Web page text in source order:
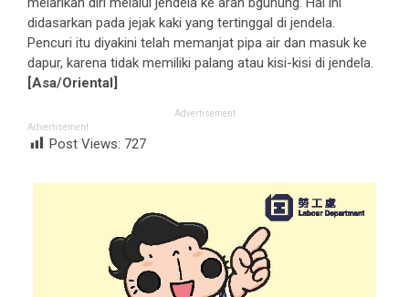
didasarkan pada jejak kaki yang tertinggal di jendela.
Pencuri itu diyakini telah memanjat pipa air dan masuk ke
dapur, karena tidak memiliki palang atau kisi-kisi di jendela.
[Asa/Oriental]
Advertisement
Advertisement
Post Views: 727